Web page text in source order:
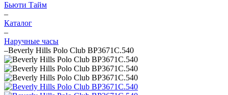
Бьюти Тайм
–
Каталог
–
Наручные часы
–Beverly Hills Polo Club BP3671C.540